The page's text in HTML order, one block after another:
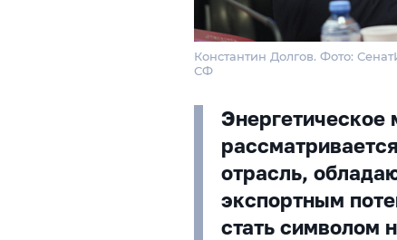
Константин Долгов. Фото:
СФ
Энергетическое
отрасль,
экспортным
стать символом